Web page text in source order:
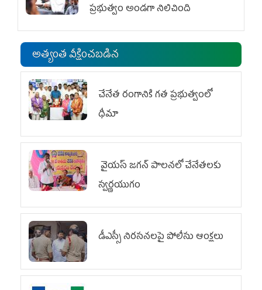
ప్రభుత్వం అండగా నిలిచింది
అత్యంత వీక్షించబడిన
చేనేత రంగానికి గత ప్రభుత్వంలో
ధీమా
వైయ‌స్ జగన్ పాలనలో చేనేతలకు
స్వర్ణయుగం
డీఎస్సీ నిరసనలపై పోలీసు ఆంక్షలు